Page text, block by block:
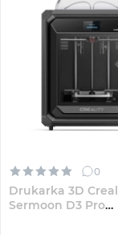
0
Drukarka 3D
Sermoon D3 Pro